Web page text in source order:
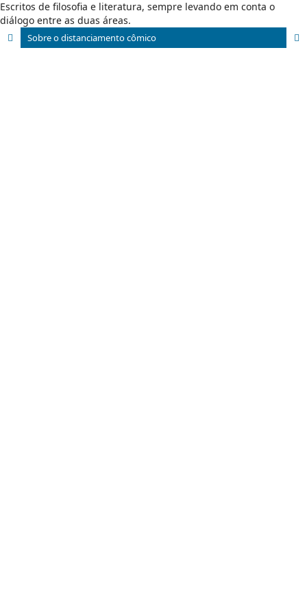
Escritos de filosofia e literatura, sempre levando em conta o
diálogo entre as duas áreas.
Sobre o distanciamento cômico